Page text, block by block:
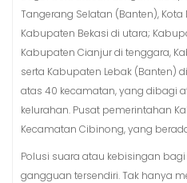
Tangerang Selatan (Banten), Kota
Kabupaten Bekasi di utara;
Kabupaten Cianjur di tenggara,
serta Kabupaten Lebak (Banten)
atas 40 kecamatan, yang dibagi
kelurahan. Pusat pemerintahan
Kecamatan Cibinong, yang
Polusi suara atau kebisingan
gangguan tersendiri. Tak hanya